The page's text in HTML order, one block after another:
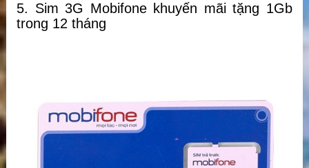
5. Sim 3G Mobifone khuyến mãi tặng 1Gb
trong 12 tháng